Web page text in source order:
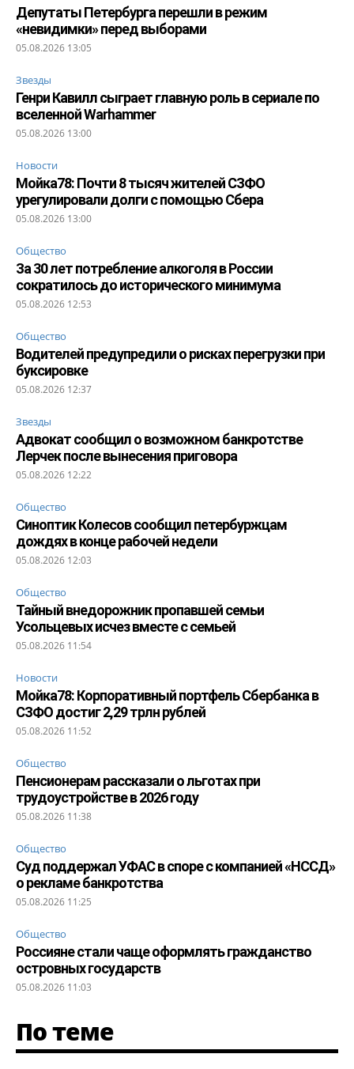
Депутаты Петербурга перешли в режим
«невидимки» перед выборами
05.08.2026 13:05
Звезды
Генри Кавилл сыграет главную роль в сериале по
вселенной Warhammer
05.08.2026 13:00
Новости
Мойка78: Почти 8 тысяч жителей СЗФО
урегулировали долги с помощью Сбера
05.08.2026 13:00
Общество
За 30 лет потребление алкоголя в России
сократилось до исторического минимума
05.08.2026 12:53
Общество
Водителей предупредили о рисках перегрузки при
буксировке
05.08.2026 12:37
Звезды
Адвокат сообщил о возможном банкротстве
Лерчек после вынесения приговора
05.08.2026 12:22
Общество
Синоптик Колесов сообщил петербуржцам
дождях в конце рабочей недели
05.08.2026 12:03
Общество
Тайный внедорожник пропавшей семьи
Усольцевых исчез вместе с семьей
05.08.2026 11:54
Новости
Мойка78: Корпоративный портфель Сбербанка в
СЗФО достиг 2,29 трлн рублей
05.08.2026 11:52
Общество
Пенсионерам рассказали о льготах при
трудоустройстве в 2026 году
05.08.2026 11:38
Общество
Суд поддержал УФАС в споре с компанией «НССД»
о рекламе банкротства
05.08.2026 11:25
Общество
Россияне стали чаще оформлять гражданство
островных государств
05.08.2026 11:03
По теме